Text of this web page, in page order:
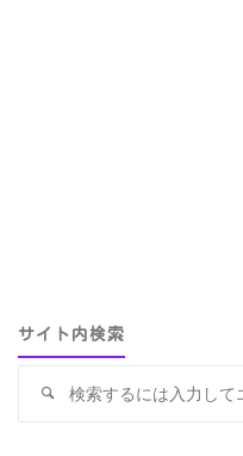
サイト内検索
検